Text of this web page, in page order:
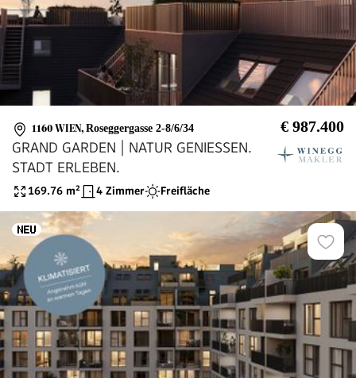
1160 WIEN, Roseggergasse 2-8/6/34 € 987.400
GRAND GARDEN | NATUR GENIESSEN.
STADT ERLEBEN.
169.76 m² 4 Zimmer Freifläche